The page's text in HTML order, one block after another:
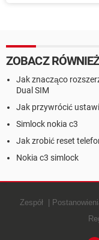
ZOBACZ
Jak znacząco
Dual SIM
Jak przywrócić
Simlock nokia c3
Jak zrobić reset
Nokia c3 simlock
Zespół